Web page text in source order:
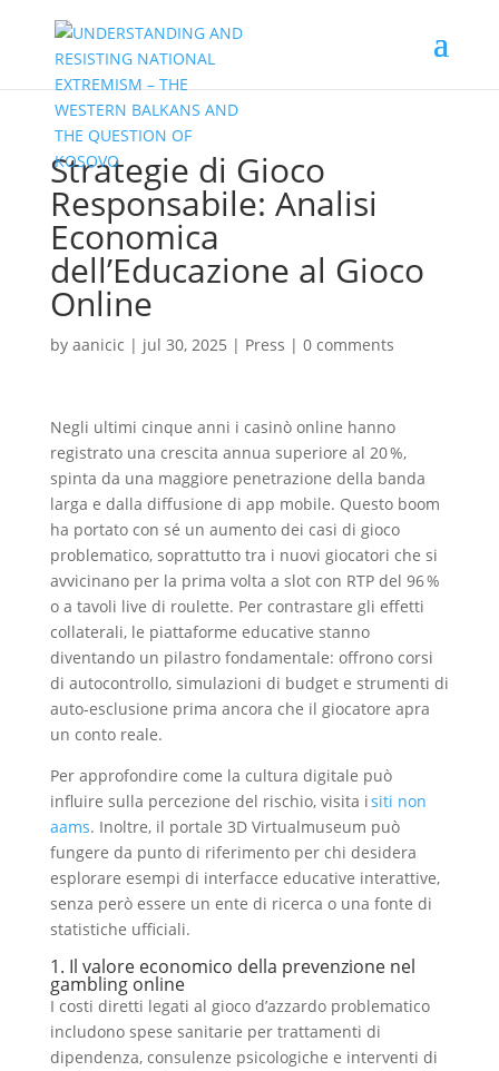
Strategie di Gioco
Responsabile: Analisi
Economica
dell’Educazione al Gioco
Online
by aanicic | jul 30, 2025 | Press | 0 comments
Negli ultimi cinque anni i casinò online hanno
registrato una crescita annua superiore al 20 %,
spinta da una maggiore penetrazione della banda
larga e dalla diffusione di app mobile. Questo boom
ha portato con sé un aumento dei casi di gioco
problematico, soprattutto tra i nuovi giocatori che si
avvicinano per la prima volta a slot con RTP del 96 %
o a tavoli live di roulette. Per contrastare gli effetti
collaterali, le piattaforme educative stanno
diventando un pilastro fondamentale: offrono corsi
di autocontrollo, simulazioni di budget e strumenti di
auto‑esclusione prima ancora che il giocatore apra
un conto reale.
Per approfondire come la cultura digitale può
influire sulla percezione del rischio, visita isiti non
aams. Inoltre, il portale 3D Virtualmuseum può
fungere da punto di riferimento per chi desidera
esplorare esempi di interfacce educative interattive,
senza però essere un ente di ricerca o una fonte di
statistiche ufficiali.
1. Il valore economico della prevenzione nel
gambling online
I costi diretti legati al gioco d’azzardo problematico
includono spese sanitarie per trattamenti di
dipendenza, consulenze psicologiche e interventi di